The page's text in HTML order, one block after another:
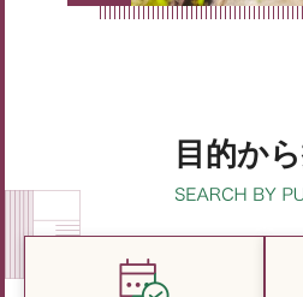
目的か